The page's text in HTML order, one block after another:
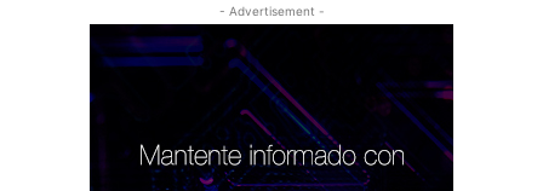
- Advertisement -